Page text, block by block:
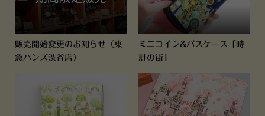
販売開始変更のお知らせ（東
急ハンズ渋谷店）
ミニコイン&パスケース「時
計の街」